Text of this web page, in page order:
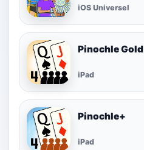
iOS Universel
Pinochle Gold
iPad
Pinochle+
iPad